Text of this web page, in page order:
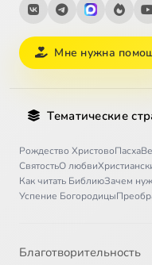
Мне нужна
Тематические
Рождество ХристовоПасха
СвятостьО любви
Как читать БиблиюЗачем
Успение Богородицы
Благотворительность